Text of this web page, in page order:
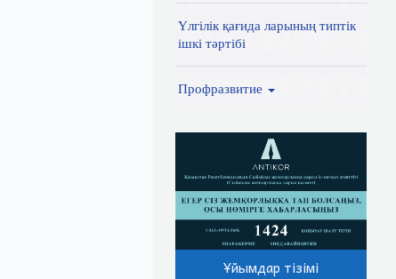
Үлгілік қағида ларының типтік
ішкі тәртібі
Профразвитие
Ұйымдар тізімі